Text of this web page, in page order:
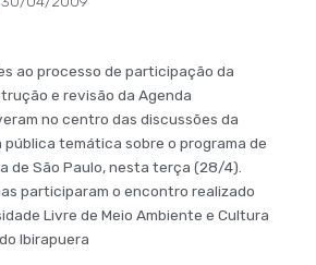
ao processo de participação da
e revisão da Agenda
no centro das discussões da
pública temática sobre o programa de
de São Paulo, nesta terça (28/4).
participaram o encontro realizado
Livre de Meio Ambiente e Cultura
Ibirapuera